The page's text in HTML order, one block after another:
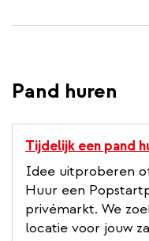
Pand huren
Tijdelijk een pand
Idee uitproberen
Huur een
privémarkt. We
locatie voor jouw